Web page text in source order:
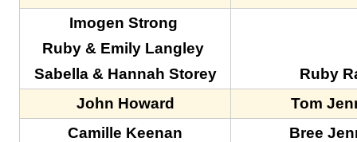
Imogen Strong
Ruby & Emily Langley
Sabella & Hannah Storey
Ruby
John Howard
Tom
Camille Keenan
Bree